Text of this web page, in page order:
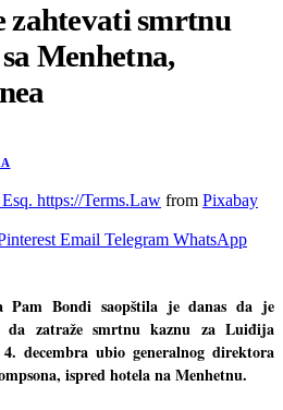
zahtevati smrtnu
Menhetna,
https://Terms.Law from Pixabay
Email Telegram WhatsApp
Pam Bondi saopštila je danas da je
da zatraže smrtnu kaznu za Luiđija
decembra ubio generalnog direktora
ispred hotela na Menhetnu.